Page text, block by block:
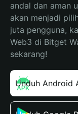
andal dan aman
akan menjadi
juta pengguna,
Web3 di Bitget
sekarang!
Unduh Android